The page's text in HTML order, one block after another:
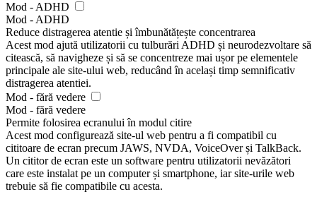
Mod - ADHD
Mod - ADHD
Reduce distragerea atentie și îmbunătățește concentrarea
Acest mod ajută utilizatorii cu tulburări ADHD și neurodezvoltare să
citească, să navigheze și să se concentreze mai ușor pe elementele
principale ale site-ului web, reducând în același timp semnificativ
distragerea atentiei.
Mod - fără vedere
Mod - fără vedere
Permite folosirea ecranului în modul citire
Acest mod configurează site-ul web pentru a fi compatibil cu
cititoare de ecran precum JAWS, NVDA, VoiceOver și TalkBack.
Un cititor de ecran este un software pentru utilizatorii nevăzători
care este instalat pe un computer și smartphone, iar site-urile web
trebuie să fie compatibile cu acesta.